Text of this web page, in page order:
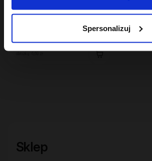
Spersonalizuj
Hair In Balance By ONLYBIO
niskoporowatych 400
11,49 zł
Sklep